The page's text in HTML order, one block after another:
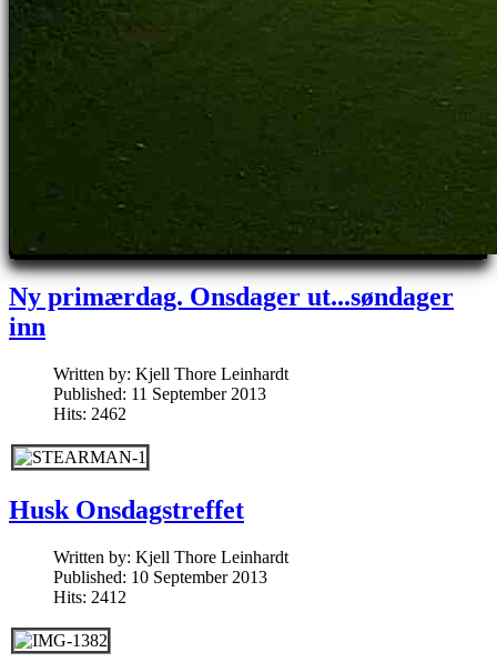
Ny primærdag. Onsdager ut...søndager
inn
Written by: Kjell Thore Leinhardt
Published: 11 September 2013
Hits: 2462
Husk Onsdagstreffet
Written by: Kjell Thore Leinhardt
Published: 10 September 2013
Hits: 2412